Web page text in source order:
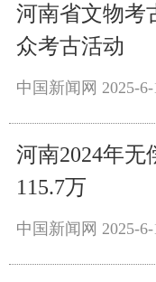
河南省文物考
众考古活动
中国新闻网 2025-
河南2024年无
115.7万
中国新闻网 2025-